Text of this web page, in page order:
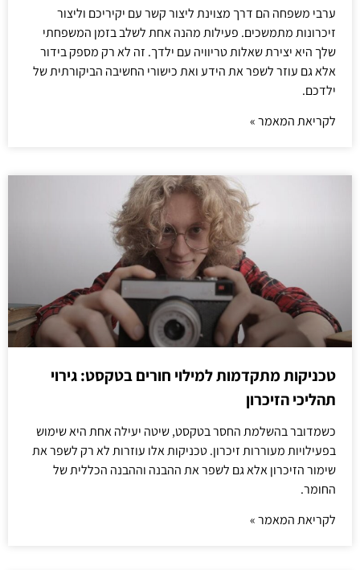
ערבי משפחה הם דרך מצוינת ליצור קשר עם יקיריכם וליצור
זיכרונות מתמשכים. פעילות מהנה אחת לשלב בזמן המשפחתי
שלך היא יצירת שאלות טריוויה עם ילדך. זה לא רק מספק בידור
אלא גם עוזר לשפר את הידע ואת כישורי החשיבה הביקורתית של
ילדכם.
לקריאת המאמר »
טכניקות מתקדמות למילוי חורים בטקסט: גירוי
תהליכי הזיכרון
כשמדובר בהשלמת החסר בטקסט, שיטה יעילה אחת היא שימוש
בפעילויות מעוררות זיכרון. טכניקות אלו עוזרות לא רק לשפר את
שימור הזיכרון אלא גם לשפר את ההבנה וההבנה הכללית של
החומר.
לקריאת המאמר »